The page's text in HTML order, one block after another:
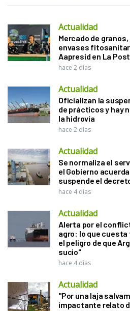
Actualidad
Mercado de
envases
Aapresid en La
hace 2 días
Actualidad
Oficializan la
de prácticos y hay
la hidrovía
hace 2 días
Actualidad
Se normaliza el
el Gobierno
suspende el
hace 4 días
Actualidad
Alerta por el
agro: lo que cuesta
el peligro de que
sucio"
hace 4 días
Actualidad
"Por una laja
impactante relato